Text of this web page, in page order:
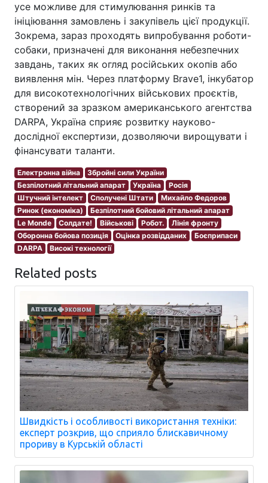
усе можливе для стимулювання ринків та
ініціювання замовлень і закупівель цієї продукції.
Зокрема, зараз проходять випробування роботи-
собаки, призначені для виконання небезпечних
завдань, таких як огляд російських окопів або
виявлення мін. Через платформу Brave1, інкубатор
для високотехнологічних військових проєктів,
створений за зразком американського агентства
DARPA, Україна сприяє розвитку науково-
дослідної експертизи, дозволяючи вирощувати і
фінансувати таланти.
Електронна війна
Збройні сили України
Безпілотний літальний апарат
Україна
Росія
Штучний інтелект
Сполучені Штати
Михайло Федоров
Ринок (економіка)
Безпілотний бойовий літальний апарат
Le Monde
Солдате! Військові Робот.
Лінія фронту
Оборонна бойова позиція
Оцінка розвідданих
Боєприпаси
DARPA
Високі технології
Related posts
Швидкість і особливості використання техніки:
експерт розкрив, що сприяло блискавичному
прориву в Курській області